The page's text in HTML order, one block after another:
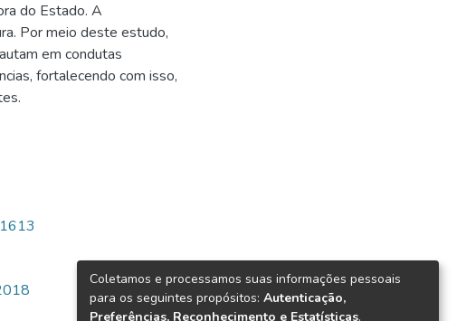
do Estado. A
Por meio deste estudo,
em condutas
fortalecendo com isso,
Coletamos e processamos suas informações pessoais
para os seguintes propósitos: Autenticação,
Preferências, Reconhecimento e Estatísticas.